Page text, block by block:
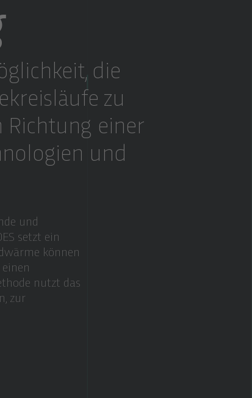
die
zu
Richtung einer
und
und
setzt ein
können
nutzt das
zur